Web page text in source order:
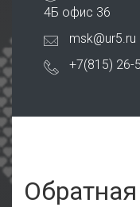
4Б офис 36
msk@ur5.ru
+7(815) 26-